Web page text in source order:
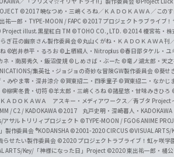
n
n
e
l
©2017 暁なつめ・三嶋くろね／ＫＡＤＯＫＡＷＡ／この
祐一郎・TYPE-MOON / FAPC ©2017 プロジェクトラブライブ！
illust.黒星紅白 TM ©TOHO CO., LTD. ©2014 榎宮祐・株
ぎ荘の幽奈さん製作委員会©丸山くがね・ＫＡＤＯＫＡＷＡ刊
©岩井恭平・るろお ©上栖綴人・Nitroplus ©春日部タケル・ユ
ネ・南房秀久・飯沼俊規 ©しめさば・ぶーた ©竜ノ湖太郎・天之
集英社・ジョジョの奇妙な冒険GW製作委員会 ©葵せ
みやま零・深井涼介 ©賀東招二・四季童子 ©賀東招二・なかじ
©柳実冬貴・切符 ©羊太郎・三嶋くろね ©諸星悠・甘味みきひろ
ＡＤＯＫＡＷＡ アスキー・メディアワークス／青ブタ Project
/ C2 / KADOKAWA ©2017 丸戸史明・深崎暮人・
アサルトリリィプロジェクト ©TYPE-MOON / FGO6 ANIME
製作委員会 ®KODANSHA ©2001-2020 CIRCUS ©VISUAL ARTS/
らせたい製作委員会 ©2020 プロジェクトラブライブ！虹ヶ咲学
ARTS/Key/「神様になった日」Project ©2020 東出祐一郎・橘